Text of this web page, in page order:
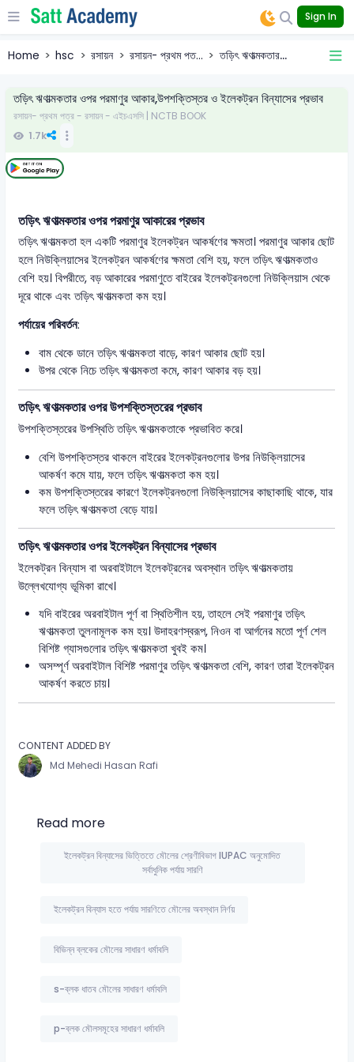
Sign In
Home hsc রসায়ন রসায়ন- প্রথম পত... তড়িৎ ঋণাত্মকতার...
তড়িৎ ঋণাত্মকতার ওপর পরমাণুর আকার,উপশক্তিস্তর ও ইলেকট্রন বিন্যাসের প্রভাব
রসায়ন- প্রথম পত্র - রসায়ন - এইচএসসি | NCTB BOOK
1.7k
তড়িৎ ঋণাত্মকতার ওপর পরমাণুর আকারের প্রভাব
তড়িৎ ঋণাত্মকতা হল একটি পরমাণুর ইলেকট্রন আকর্ষণের ক্ষমতা। পরমাণুর আকার ছোট
হলে নিউক্লিয়াসের ইলেকট্রন আকর্ষণের ক্ষমতা বেশি হয়, ফলে তড়িৎ ঋণাত্মকতাও
বেশি হয়। বিপরীতে, বড় আকারের পরমাণুতে বাইরের ইলেকট্রনগুলো নিউক্লিয়াস থেকে
দূরে থাকে এবং তড়িৎ ঋণাত্মকতা কম হয়।
পর্যায়ের পরিবর্তন:
বাম থেকে ডানে তড়িৎ ঋণাত্মকতা বাড়ে, কারণ আকার ছোট হয়।
উপর থেকে নিচে তড়িৎ ঋণাত্মকতা কমে, কারণ আকার বড় হয়।
তড়িৎ ঋণাত্মকতার ওপর উপশক্তিস্তরের প্রভাব
উপশক্তিস্তরের উপস্থিতি তড়িৎ ঋণাত্মকতাকে প্রভাবিত করে।
বেশি উপশক্তিস্তর থাকলে বাইরের ইলেকট্রনগুলোর উপর নিউক্লিয়াসের
আকর্ষণ কমে যায়, ফলে তড়িৎ ঋণাত্মকতা কম হয়।
কম উপশক্তিস্তরের কারণে ইলেকট্রনগুলো নিউক্লিয়াসের কাছাকাছি থাকে, যার
ফলে তড়িৎ ঋণাত্মকতা বেড়ে যায়।
তড়িৎ ঋণাত্মকতার ওপর ইলেকট্রন বিন্যাসের প্রভাব
ইলেকট্রন বিন্যাস বা অরবাইটালে ইলেকট্রনের অবস্থান তড়িৎ ঋণাত্মকতায়
উল্লেখযোগ্য ভূমিকা রাখে।
যদি বাইরের অরবাইটাল পূর্ণ বা স্থিতিশীল হয়, তাহলে সেই পরমাণুর তড়িৎ
ঋণাত্মকতা তুলনামূলক কম হয়। উদাহরণস্বরূপ, নিওন বা আর্গনের মতো পূর্ণ শেল
বিশিষ্ট গ্যাসগুলোর তড়িৎ ঋণাত্মকতা খুবই কম।
অসম্পূর্ণ অরবাইটাল বিশিষ্ট পরমাণুর তড়িৎ ঋণাত্মকতা বেশি, কারণ তারা ইলেকট্রন
আকর্ষণ করতে চায়।
CONTENT ADDED BY
Md Mehedi Hasan Rafi
Read more
ইলেকট্রন বিন্যাসের ভিত্তিতে মৌলের শ্রেণীবিভাগ IUPAC অনুমোদিত
সর্বাধুনিক পর্যায় সারণি
ইলেকট্রন বিন্যাস হতে পর্যায় সারণিতে মৌলের অবস্থান নির্ণয়
বিভিন্ন ব্লকের মৌলের সাধারণ ধর্মাবলি
s-ব্লক ধাতব মৌলের সাধারণ ধর্মাবলি
p-ব্লক মৌলসমূহের সাধারণ ধর্মাবলি